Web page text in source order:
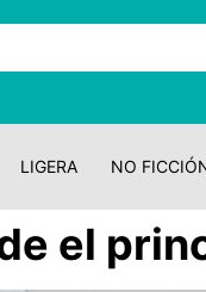
LIGERA NO
el